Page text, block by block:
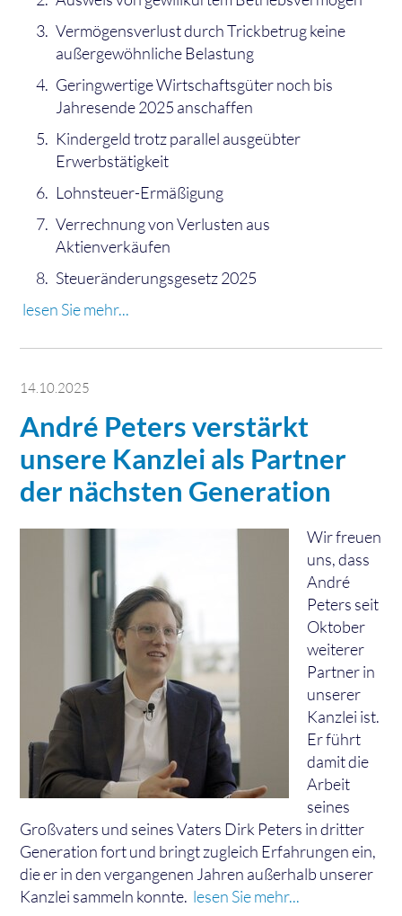
Vermögensverlust durch Trickbetrug keine
außergewöhnliche Belastung
Geringwertige Wirtschaftsgüter noch bis
Jahresende 2025 anschaffen
Kindergeld trotz parallel ausgeübter
Erwerbstätigkeit
Lohnsteuer-Ermäßigung
Verrechnung von Verlusten aus
Aktienverkäufen
Steueränderungsgesetz 2025
lesen Sie mehr...
14.10.2025
André Peters verstärkt
unsere Kanzlei als Partner
der nächsten Generation
Wir freuen
uns, dass
André
Peters seit
Oktober
weiterer
Partner in
unserer
Kanzlei ist.
Er führt
damit die
Arbeit
seines
Großvaters und seines Vaters Dirk Peters in dritter
Generation fort und bringt zugleich Erfahrungen ein,
die er in den vergangenen Jahren außerhalb unserer
Kanzlei sammeln konnte. lesen Sie mehr...